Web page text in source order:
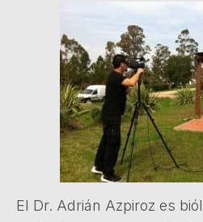
El Dr. Adrián Azpiroz es